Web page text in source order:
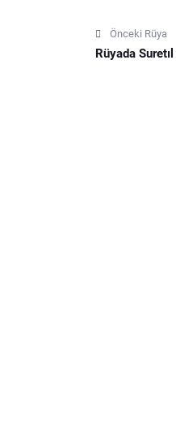
Önceki Rüya
Rüyada